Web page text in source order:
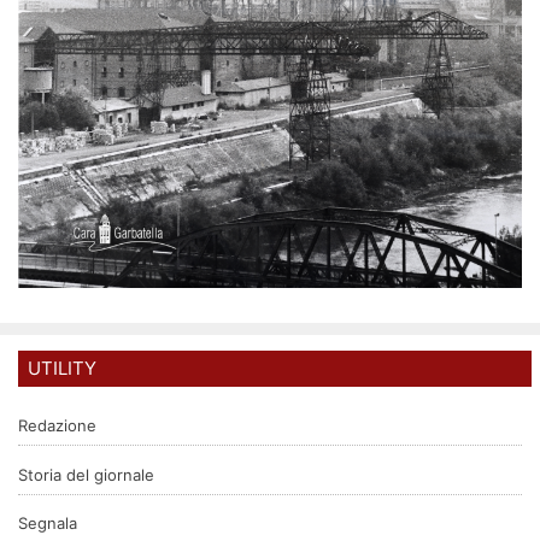
UTILITY
Redazione
Storia del giornale
Segnala